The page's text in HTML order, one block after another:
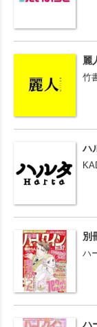
麗
竹
ハ
別
ハ
ハ